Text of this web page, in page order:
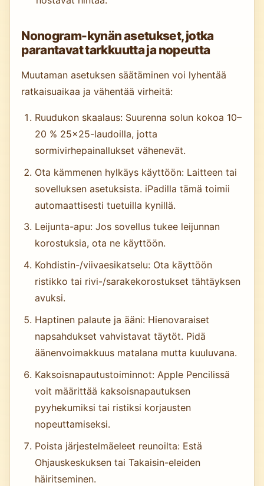
Nonogram-kynän asetukset, jotka
parantavat tarkkuutta ja nopeutta
Muutaman asetuksen säätäminen voi lyhentää
ratkaisuaikaa ja vähentää virheitä:
Ruudukon skaalaus: Suurenna solun kokoa 10–
20 % 25×25-laudoilla, jotta
sormivirhepainallukset vähenevät.
Ota kämmenen hylkäys käyttöön: Laitteen tai
sovelluksen asetuksista. iPadilla tämä toimii
automaattisesti tuetuilla kynillä.
Leijunta-apu: Jos sovellus tukee leijunnan
korostuksia, ota ne käyttöön.
Kohdistin-/viivaesikatselu: Ota käyttöön
ristikko tai rivi-/sarakekorostukset tähtäyksen
avuksi.
Haptinen palaute ja ääni: Hienovaraiset
napsahdukset vahvistavat täytöt. Pidä
äänenvoimakkuus matalana mutta kuuluvana.
Kaksoisnapautustoiminnot: Apple Pencilissä
voit määrittää kaksoisnapautuksen
pyyhekumiksi tai ristiksi korjausten
nopeuttamiseksi.
Poista järjestelmäeleet reunoilta: Estä
Ohjauskeskuksen tai Takaisin-eleiden
häiritseminen.